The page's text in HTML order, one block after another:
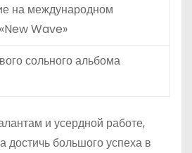
на международном
Wave»
сольного альбома
и усердной работе,
достичь большого успеха в